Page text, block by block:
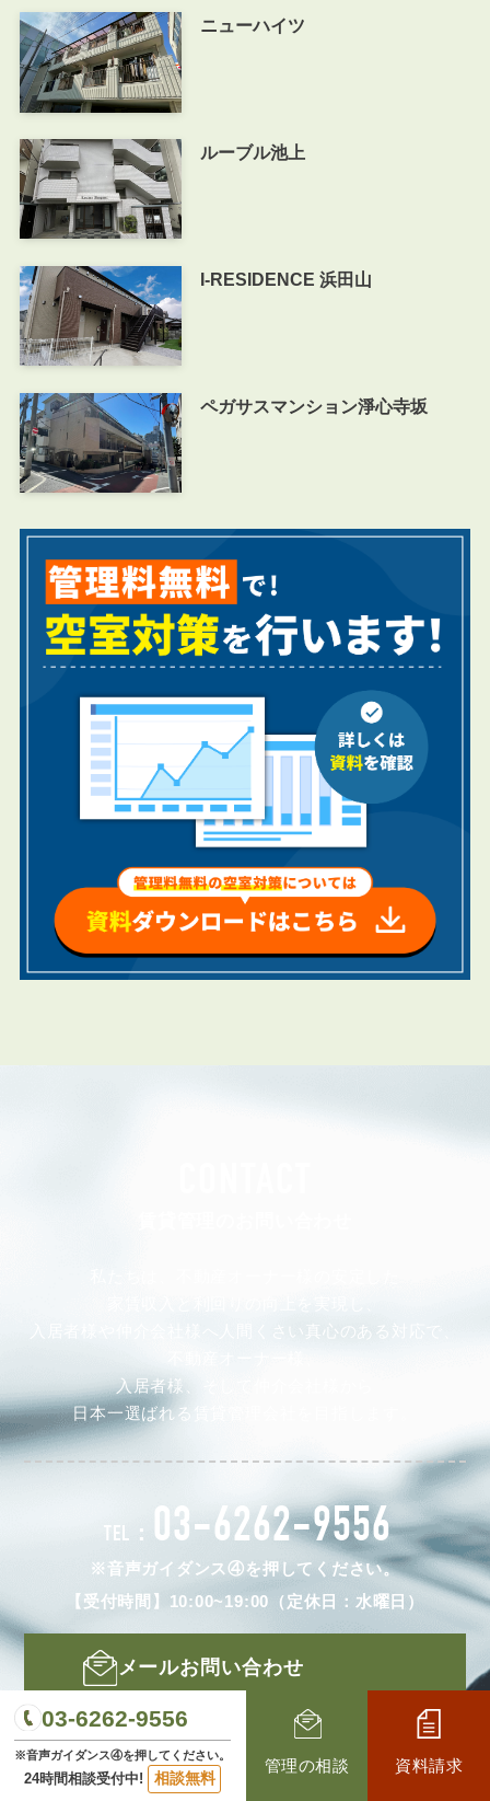
ニューハイツ
ルーブル池上
I-RESIDENCE 浜田山
ペガサスマンション淨心寺坂
入居者様や仲介会社様へ人間くさい真心のある対応で、
入居者様、そして仲介会社様から
日本一選ばれる賃貸管理会社を目指します。
TEL： 03-6262-9556
※音声ガイダンス④を押してください。
【受付時間】10:00~19:00（定休日：水曜日）
メールお問い合わせ
LINEお問い合わせ
03-6262-9556
※音声ガイダンス④を押してください。
24時間相談受付中! 相談無料
管理の相談 資料請求